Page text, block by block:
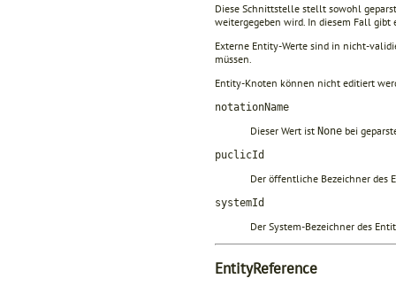
Diese Schnittstelle stellt sowohl
weitergegeben wird. In diesem Fall gibt
Externe Entity-Werte sind in nicht-
müssen.
Entity-Knoten können nicht editiert
notationName
Dieser Wert ist None bei
puclicId
Der öffentliche Bezeichner des
systemId
Der System-Bezeichner des
EntityReference